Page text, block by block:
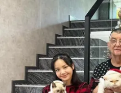
Share to others
Pinterest
Mail